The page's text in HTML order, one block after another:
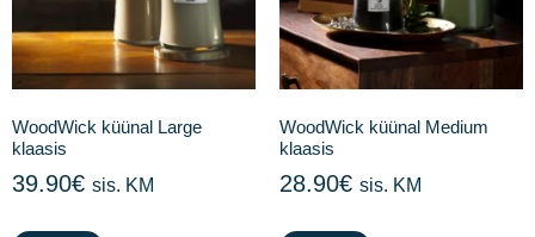
WoodWick küünal Large
klaasis
39.90€ sis. KM
WoodWick küünal Medium
klaasis
28.90€ sis. KM